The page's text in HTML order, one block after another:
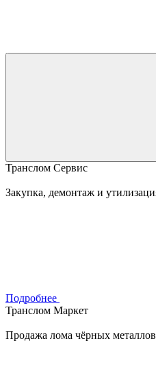
Транслом Сервис
Закупка, демонтаж и
Подробнее
Транслом Маркет
Продажа лома чёрных